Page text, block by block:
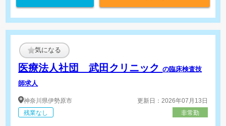
気になる
医療法人社団 武田クリニックの臨床検査技
師求人
神奈川県伊勢原市
残業なし
更新日：2026年07月13日
非常勤